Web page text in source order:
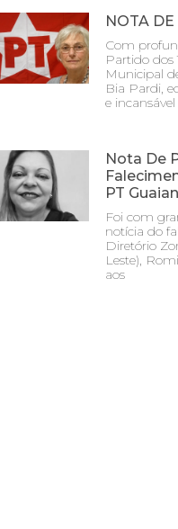
NOTA
Com
Partido dos
Municipal
Bia Pardi,
e incansável
Nota De
PT
Foi com
notícia do
Diretório
Leste),
aos